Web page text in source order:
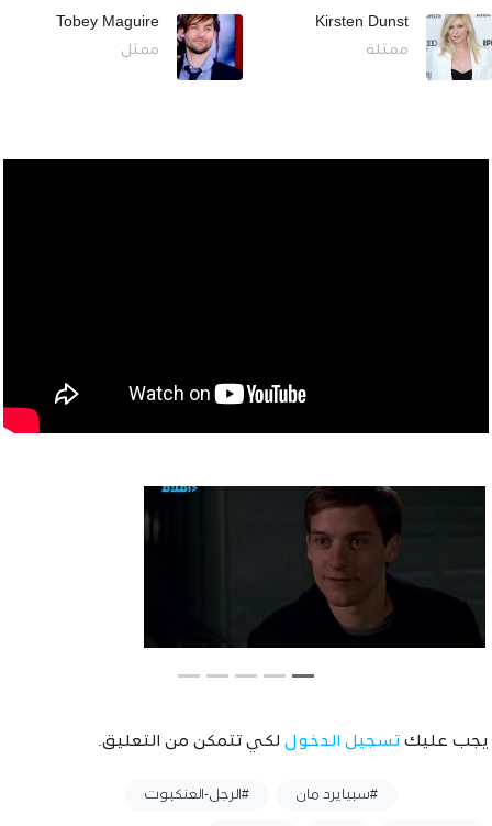
Kirsten Dunst
ممثلة
Tobey Maguire
ممثل
يجب عليك تسجيل الدخول لكي تتمكن من التعليق.
#سبيايرد مان #الرجل-العنكبوت